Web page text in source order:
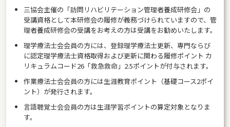
三協会主催の「訪問リハビリテーション管理者養成研修会」の
受講資格として本研修会の履修が義務づけられていますので、管
理者養成研修会の受講をお考えの方は受講をお勧めいたします。
理学療法士会会員の方には、登録理学療法士更新、専門ならび
に認定理学療法士資格取得および更新に関わる履修ポイント カ
リキュラムコード26「救急救命」2.5ポイントが付与されます。
作業療法士会会員の方には生涯教育ポイント（基礎コース2ポイ
ント）が発行されます。
言語聴覚士会会員の方は生涯学習ポイントの算定対象となりま
す。